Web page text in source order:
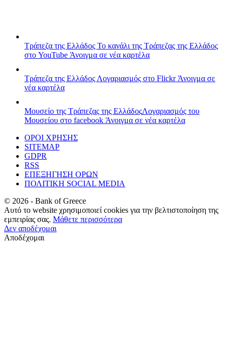
Τράπεζα της Ελλάδος Το κανάλι της Τράπεζας της Ελλάδος
στο YouTube Άνοιγμα σε νέα καρτέλα
Τράπεζα της Ελλάδος Λογαριασμός στο FlickrΆνοιγμα σε
νέα καρτέλα
Μουσείο της Τράπεζας της ΕλλάδοςΛογαριασμός του
Μουσείου στο facebook Άνοιγμα σε νέα καρτέλα
ΟΡΟΙ ΧΡΗΣΗΣ
SITEMAP
GDPR
RSS
ΕΠΕΞΗΓΗΣΗ ΟΡΩΝ
ΠΟΛΙΤΙΚΗ SOCIAL MEDIA
© 2026 - Bank of Greece
Αυτό το website χρησιμοποιεί cookies για την βελτιστοποίηση της
εμπειρίας σας. Μάθετε περισσότερα
Δεν αποδέχομαι
Αποδέχομαι